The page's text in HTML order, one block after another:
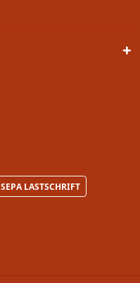
SEPA LASTSCHRIFT